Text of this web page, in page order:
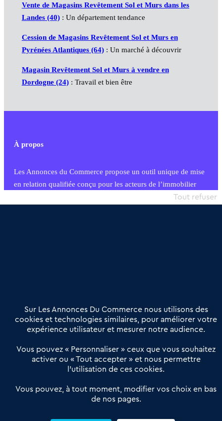
Vente de Magasins Revêtement Sol et Murs dans les
Landes (40): Un département tendance
Cession de Magasins Revêtement Sol et Murs en
Pyrénées Atlantiques (64): Un marché à découvrir
Magasin Revêtement Sol et Murs à vendre en
Dordogne (24): Travail et bien être
À propos
Les Annonces du Commerce propose un outil unique de mise
en relation qualifiée conçu pour les acteurs de l’immobilier
commercial et les collectivités territoriales, simple et intégrant
Offres Pro
Actualités
Qui sommes nous ?
Derniers articles
Réseau 3C : un partenaire national dédié aux transactions
Petitscommerces : Un partenariat au service du commerce de
proximité et des territoires
Sur Les Annonces Du Commerce nous utilisons des
cookies et technologies similaires, pour améliorer votre
expérience utilisateur et mesurer notre audience.
Vous pouvez « Personnaliser » ceux que vous souhaitez
activer ou « Tout accepter » et nous permettre
l’utilisation de ces cookies.
Vous pouvez, à tout moment, modifier vos choix en bas
de nos pages.
Tout refuser